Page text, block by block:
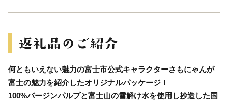
何ともいえない魅力の富士市公式キャラクターさもにゃんが
富士の魅力を紹介したオリジナルパッケージ！
100%バージンパルプと富士山の雪解け水を使用し抄造した国